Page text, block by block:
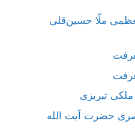
ملّا حسین‌قلی
ملکی تبریزی
حضرت آیت الله